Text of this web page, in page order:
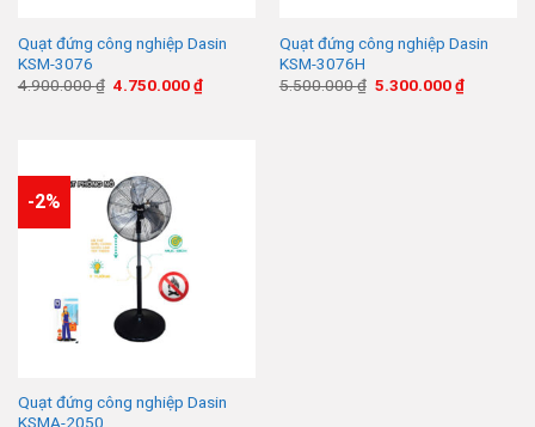
Quạt đứng công nghiệp Dasin
KSM-3076
4.900.000₫ Giá
4.750.000₫Giá
hiện
Quạt đứng công nghiệp Dasin
KSM-3076H
5.500.000₫ Giá
5.300.000₫Giá
hiện
-2%
Quạt đứng công nghiệp Dasin
KSMA-2050